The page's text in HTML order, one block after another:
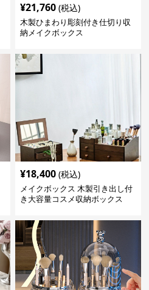
¥21,760 (税込)
木製ひまわり彫刻付き仕切り収
納メイクボックス
¥18,400 (税込)
メイクボックス 木製引き出し付
き大容量コスメ収納ボックス